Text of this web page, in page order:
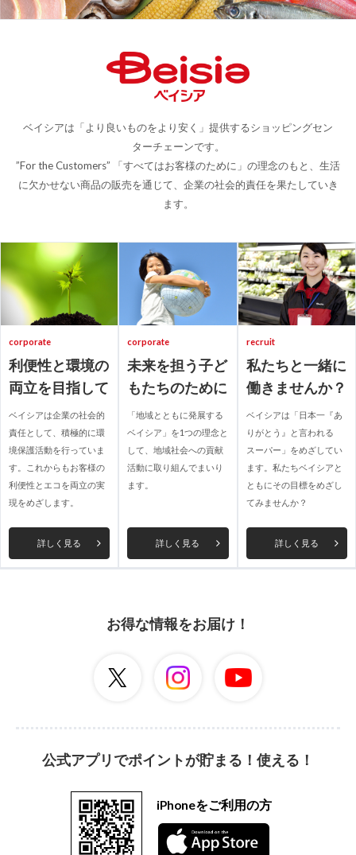
ベイシアは「より良いものをより安く」提供するショッピングセン
ターチェーンです。
”For the Customers” 「すべてはお客様のために」の理念のもと、生活
に欠かせない商品の販売を通じて、企業の社会的責任を果たしていき
ます。
corporate
利便性と環境の
両立を目指して
ベイシアは企業の社会的
責任として、積極的に環
境保護活動を行っていま
す。これからもお客様の
利便性とエコを両立の実
現をめざします。
詳しく見る
corporate
未来を担う子ど
もたちのために
「地域とともに発展する
ベイシア」を1つの理念と
して、地域社会への貢献
活動に取り組んでまいり
ます。
詳しく見る
recruit
私たちと一緒に
働きませんか？
ベイシアは「日本一『あ
りがとう』と言われる
スーパー」をめざしてい
ます。私たちベイシアと
ともにその目標をめざし
てみませんか？
詳しく見る
お得な情報をお届け！
公式アプリでポイントが貯まる！使える！
iPhoneをご利用の方